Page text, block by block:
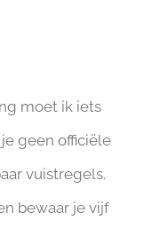
moet ik iets
geen officiële
vuistregels.
bewaar je vijf